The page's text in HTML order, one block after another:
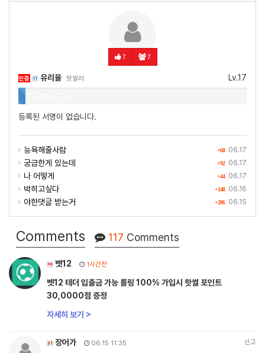
7 7
Lv.17
인증 유리율 핫썰러
등록된 서명이 없습니다.
+68 06.17
능욕해줄사람
+92 06.17
궁금한게 있는데
+44 06.17
나 어떻게
+148 06.16
박히고싶다
+206 06.15
야한댓글 받는거
Comments 117 Comments
벳12 1시간전
벳12 테더 입출금 가능 롤링 100% 가입시 핫썰 포인트
30,0000점 증정
자세히 보기 >
장어가 06.15 11:35 신고